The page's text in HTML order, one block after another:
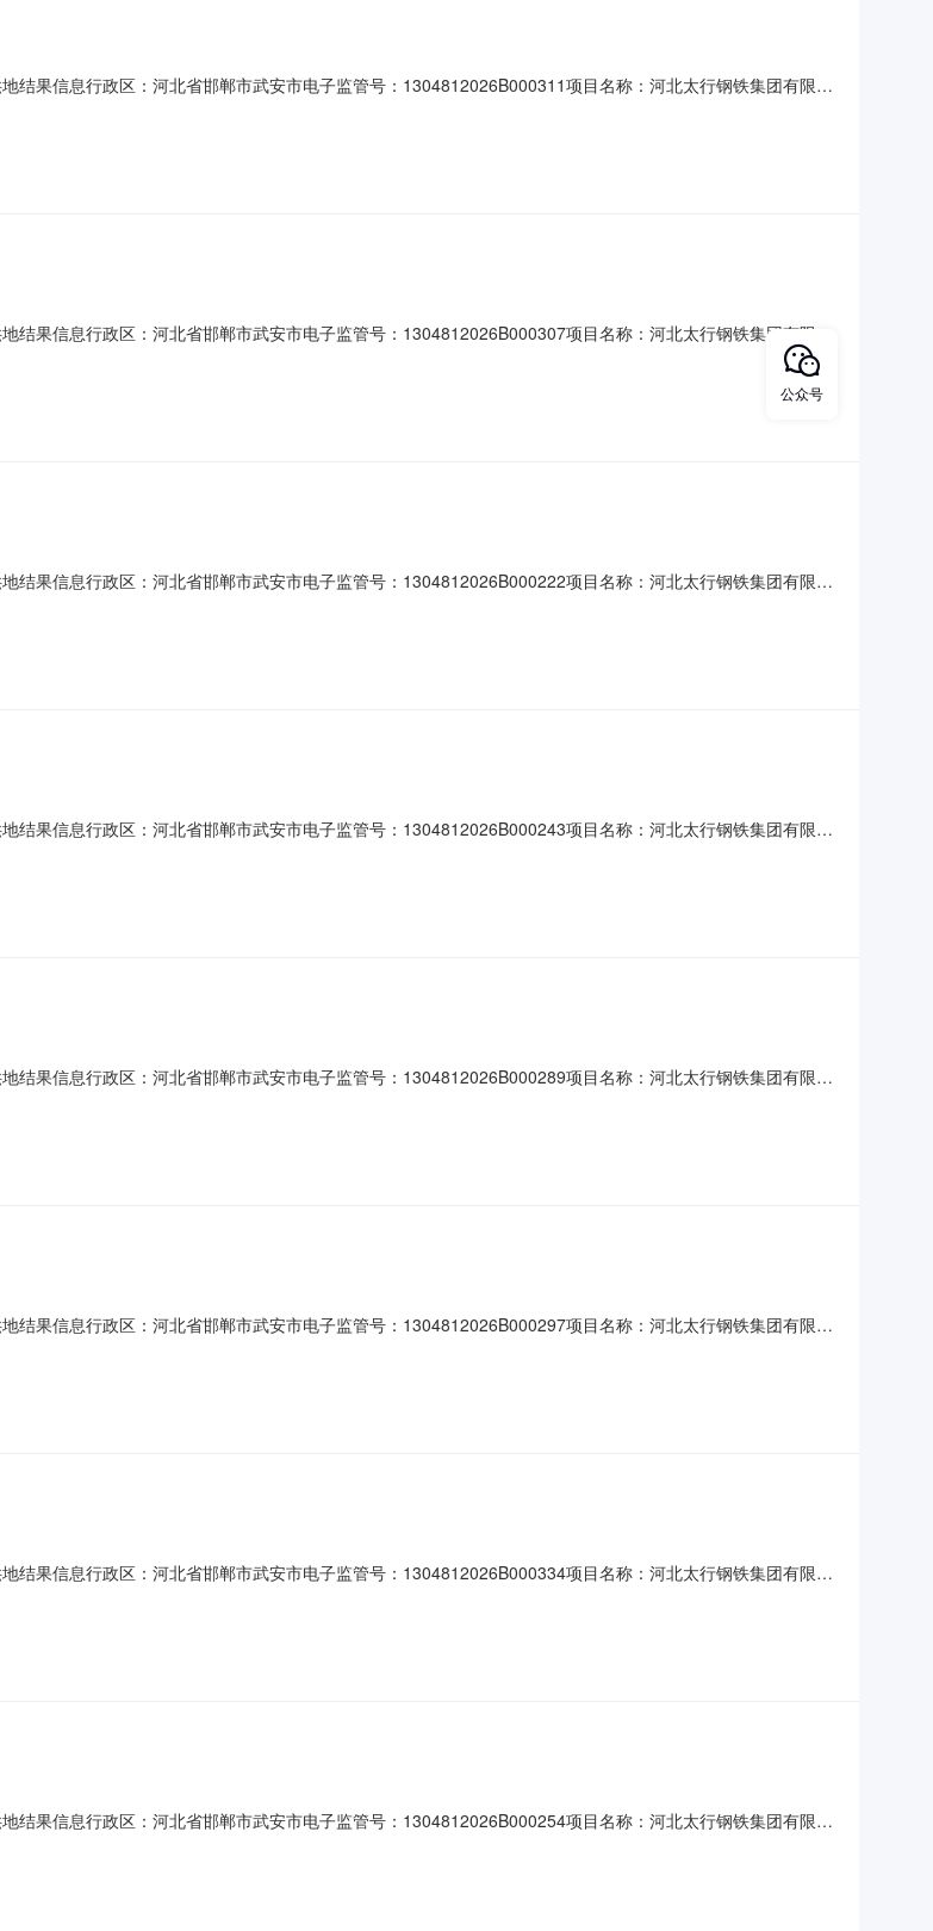
结果信息行政区：河北省邯郸市武安市电子监管号：1304812026B000311项目名称：河北太行钢铁集团有限公
地使用权人：河北太行钢铁集团有限公司约定容积率：下限：1上限：约定交地时间：约定开工时间：约定竣
果信息行政区：河北省邯郸市武安市电子监管号：1304812026B000307项目名称：河北太行钢铁集团有限公
三类工业用地供地方式：挂牌出让土地使用年限：50行业分类：金属制品业土地级别：未评估地区成交价格(万
土地使用权人：河北太行钢铁集团有限公司约定容积率：下限：1上限：约定交地时间：约定开工时间：约定
结果信息行政区：河北省邯郸市武安市电子监管号：1304812026B000222项目名称：河北太行钢铁集团有限公
备注土地使用权人：河北太行钢铁集团有限公司约定容积率：下限：1上限：约定交地时间：约定开工时
结果信息行政区：河北省邯郸市武安市电子监管号：1304812026B000243项目名称：河北太行钢铁集团有限公
土地使用权人：河北太行钢铁集团有限公司约定容积率：下限：1上限：约定交地时间：约定开工时间：约定
结果信息行政区：河北省邯郸市武安市电子监管号：1304812026B000289项目名称：河北太行钢铁集团有限公
地使用权人：河北太行钢铁集团有限公司约定容积率：下限：1上限：约定交地时间：约定开工时间：约定竣
结果信息行政区：河北省邯郸市武安市电子监管号：1304812026B000297项目名称：河北太行钢铁集团有限公
地使用权人：河北太行钢铁集团有限公司约定容积率：下限：1上限：约定交地时间：约定开工时间：约定竣
结果信息行政区：河北省邯郸市武安市电子监管号：1304812026B000334项目名称：河北太行钢铁集团有限公
备注土地使用权人：河北太行钢铁集团有限公司约定容积率：下限：1上限：约定交地时间：约定开工时
结果信息行政区：河北省邯郸市武安市电子监管号：1304812026B000254项目名称：河北太行钢铁集团有限公
备注土地使用权人：河北太行钢铁集团有限公司约定容积率：下限：1上限：约定交地时间：约定开工时间：约
公众号